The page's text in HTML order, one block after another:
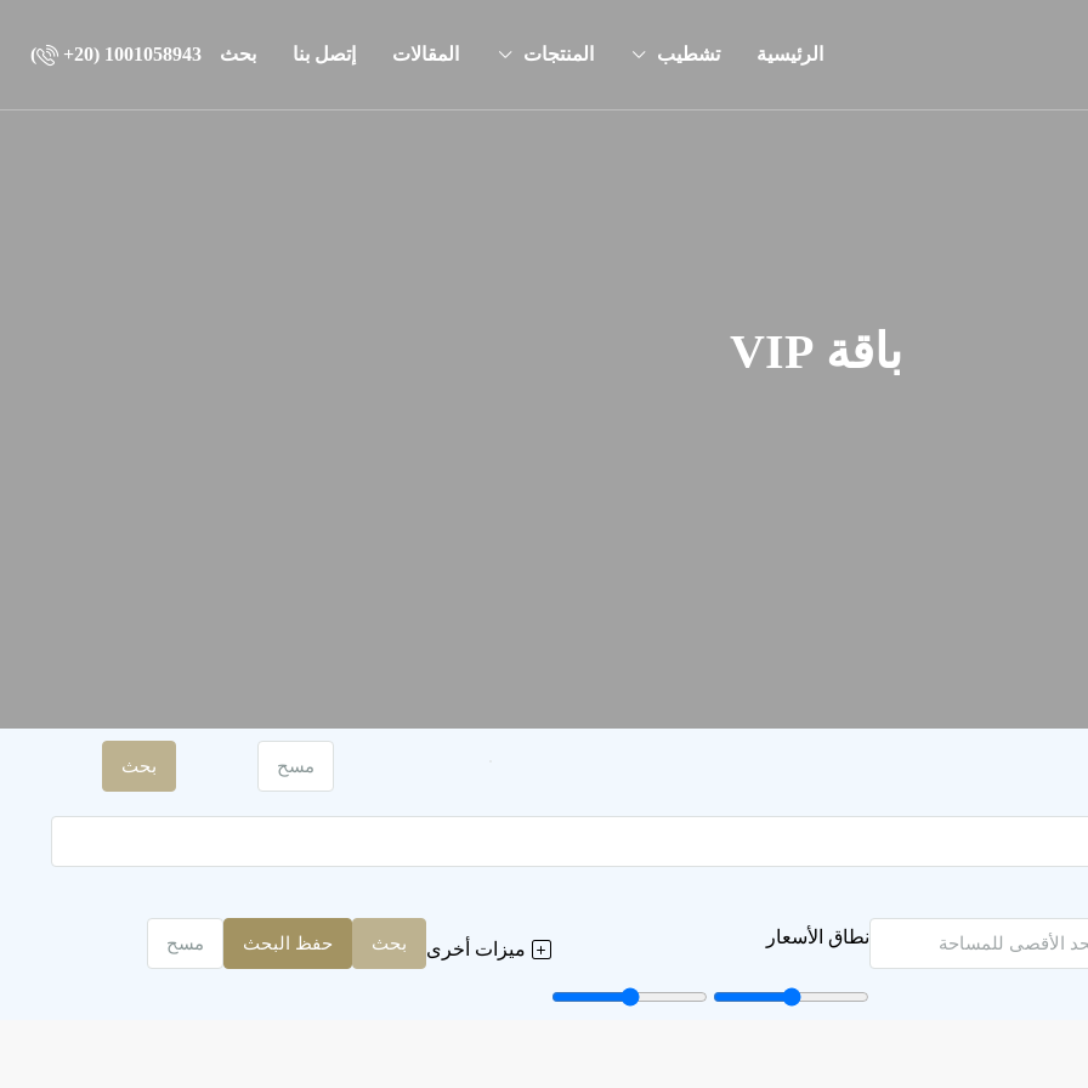
الرئيسية تشطيب المنتجات المقالات إتصل بنا بحث ‎+20) 1001058943)
باقة VIP
مسح بحث
نطاق الأسعار
ميزات أخرى بحث حفظ البحث مسح